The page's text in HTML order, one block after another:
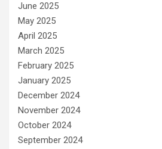
June 2025
May 2025
April 2025
March 2025
February 2025
January 2025
December 2024
November 2024
October 2024
September 2024